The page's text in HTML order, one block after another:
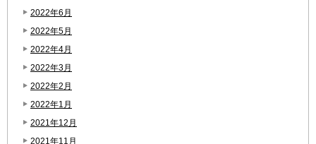
2022年6月
2022年5月
2022年4月
2022年3月
2022年2月
2022年1月
2021年12月
2021年11月